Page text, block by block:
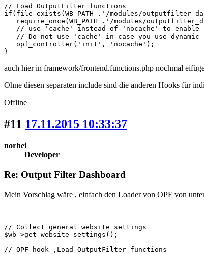
// Load OutputFilter functions
if(file_exists(WB_PATH .'/modules/
require_once(WB_PATH .'/modules/
// use 'cache' instead of 'nocache' to enable
// Do not use 'cache' in case you use dynamic
   opf_controller('init', 'nocache');
}
auch hier in framework/frontend.functions.php nochmal
Ohne diesen separaten include sind die anderen Hooks für
Offline
#11 17.11.2015 10:33:37
norhei
Developer
Re: Output Filter Dashboard
Mein Vorschlag wäre , einfach den Loader von OPF von
// Collect general website settings
$wb->get_website_settings();
// OPF hook ,Load OutputFilter functions